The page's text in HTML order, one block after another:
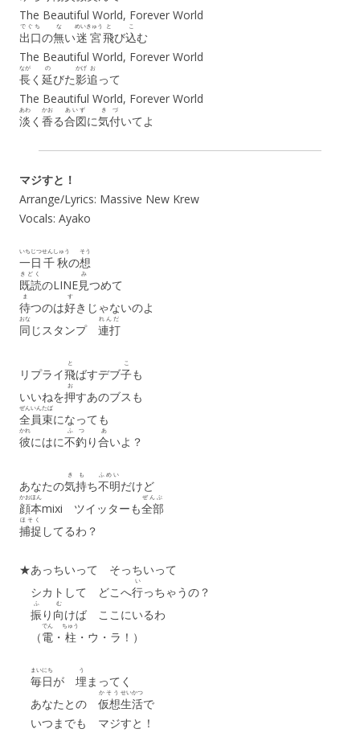
The Beautiful World, Forever World
出口
でぐち
の無
な
い迷宮
めいきゅう
飛
と
び込
こ
む
The Beautiful World, Forever World
長
なが
く 延
の
びた影
かげ
追
お
って
The Beautiful World, Forever World
淡
あわ
く 香
かお
る合図
あいず
に気
き
付
づ
いてよ
マジすと！
Arrange/Lyrics: Massive New Krew
Vocals: Ayako
一日
いちじつ
千秋
せんしゅう
の想
そう
既読
きどく
のLINE見
み
つめて
待
ま
つのは好
す
きじゃないのよ
同
おな
じスタンプ 連打
れんだ
リプライ飛
と
ばすデブ子
こ
も
いいねを押
お
すあのブスも
全員
ぜんいん
束
たば
になっても
彼
かれ
にはに不
ふ
釣
つ
り合
あ
いよ？
あなたの気
き
持
も
ち不明
ふめい
だけど
顔本
かおほん
mixi ツイッターも全部
ぜんぶ
捕捉
ほそく
してるわ？
★あっちいって そっちいって
シカトして どこへ行
い
っちゃうの？
振
ふ
り 向
む
けば ここにいるわ
（電
でん
・ 柱
ちゅう
・ウ・ラ！）
毎日
まいにち
が 埋
う
まってく
あなたとの 仮想
かそう
生活
せいかつ
で
いつまでも マジすと！